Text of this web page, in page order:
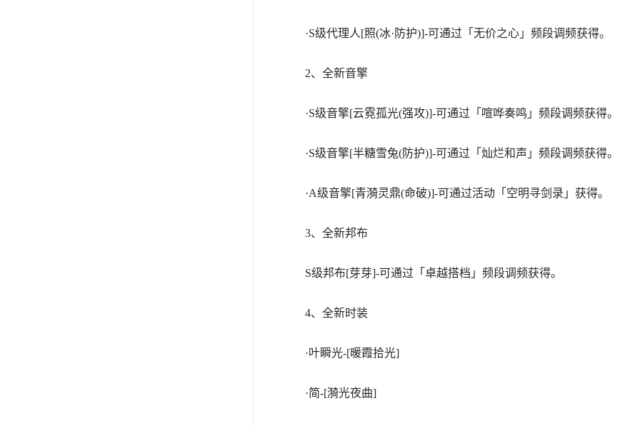
·S级代理人[照(冰·防护)]-可通过「无价之心」频段调频获得。
2、全新音擎
·S级音擎[云霓孤光(强攻)]-可通过「喧哗奏鸣」频段调频获得。
·S级音擎[半糖雪兔(防护)]-可通过「灿烂和声」频段调频获得。
·A级音擎[青漪灵鼎(命破)]-可通过活动「空明寻剑录」获得。
3、全新邦布
S级邦布[芽芽]-可通过「卓越搭档」频段调频获得。
4、全新时装
·叶瞬光-[暖霞拾光]
·简-[漪光夜曲]